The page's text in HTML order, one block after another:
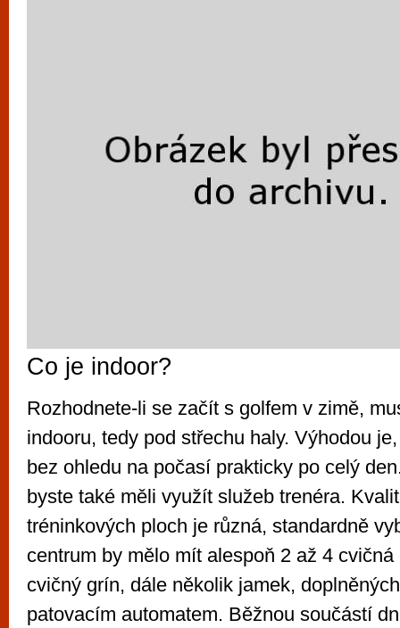
Co je indoor?
Rozhodnete-li se začít s golfem v zimě,
indooru, tedy pod střechu haly. Výhodou
bez ohledu na počasí prakticky po celý
byste také měli využít služeb trenéra.
tréninkových ploch je různá, standardně
centrum by mělo mít alespoň 2 až 4
cvičný grín, dále několik jamek,
patovacím automatem. Běžnou součástí